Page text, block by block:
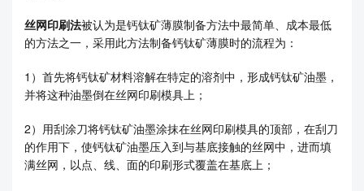
丝网印刷法被认为是钙钛矿薄膜制备方法中最简单、成本最低
的方法之一，采用此方法制备钙钛矿薄膜时的流程为：
1）首先将钙钛矿材料溶解在特定的溶剂中，形成钙钛矿油墨，
并将这种油墨倒在丝网印刷模具上；
2）用刮涂刀将钙钛矿油墨涂抹在丝网印刷模具的顶部，在刮刀
的作用下，使钙钛矿油墨压入到与基底接触的丝网中，进而填
满丝网，以点、线、面的印刷形式覆盖在基底上；